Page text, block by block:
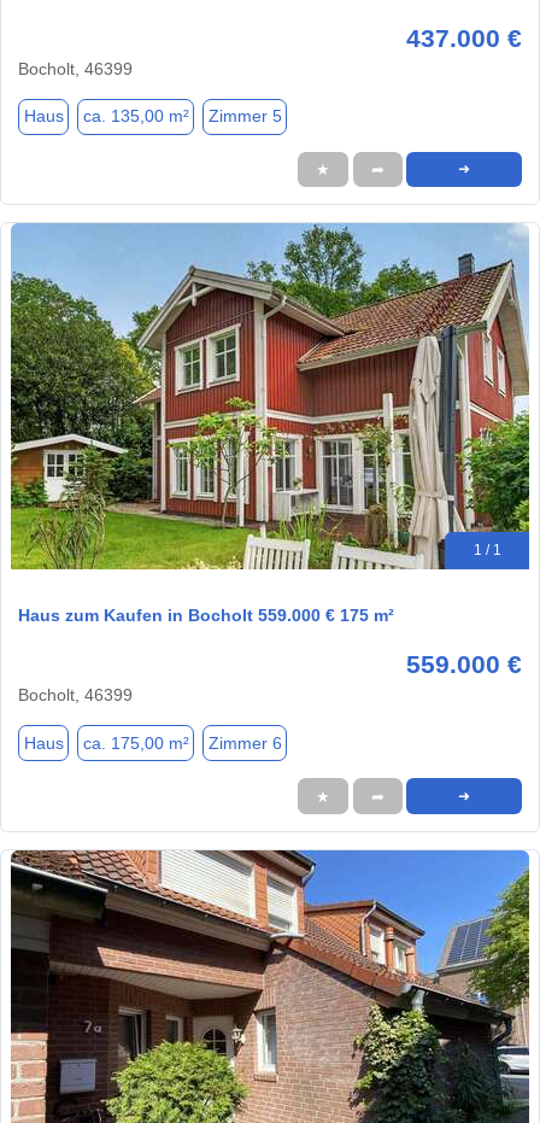
437.000 €
Bocholt, 46399
Haus ca. 135,00 m² Zimmer 5
★ ➦ ➜
1 / 1
Haus zum Kaufen in Bocholt 559.000 € 175 m²
559.000 €
Bocholt, 46399
Haus ca. 175,00 m² Zimmer 6
★ ➦ ➜